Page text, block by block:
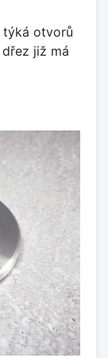
týká otvorů
již má